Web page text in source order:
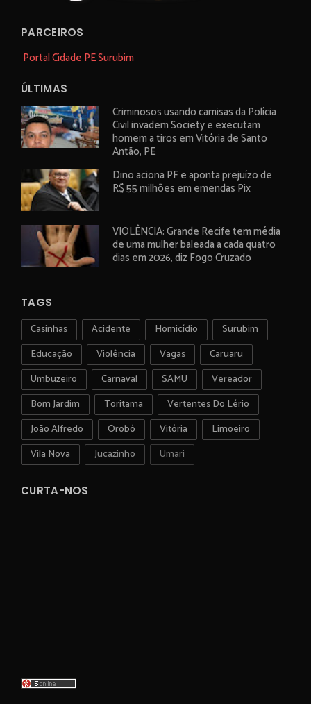
PARCEIROS
Portal Cidade PE Surubim
ÚLTIMAS
Criminosos usando camisas da Polícia
Civil invadem Society e executam
homem a tiros em Vitória de Santo
Antão, PE
Dino aciona PF e aponta prejuízo de
R$ 55 milhões em emendas Pix
VIOLÊNCIA: Grande Recife tem média
de uma mulher baleada a cada quatro
dias em 2026, diz Fogo Cruzado
TAGS
Casinhas Acidente Homicídio
Surubim
Educação
Violência Vagas
Caruaru
Umbuzeiro
Carnaval SAMU
Vereador
Bom Jardim
Toritama
Vertentes Do Lério
João Alfredo
Orobó Vitória
Limoeiro
Vila Nova
Jucazinho Umari
CURTA-NOS